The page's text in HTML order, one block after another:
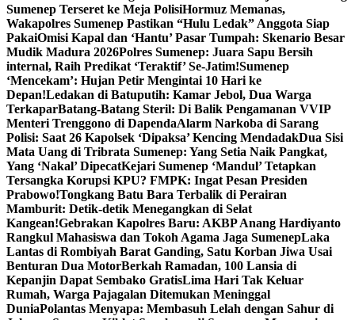
Sumenep Terseret ke Meja PolisiHormuz Memanas,
Wakapolres Sumenep Pastikan “Hulu Ledak” Anggota Siap
PakaiOmisi Kapal dan ‘Hantu’ Pasar Tumpah: Skenario Besar
Mudik Madura 2026Polres Sumenep: Juara Sapu Bersih
internal, Raih Predikat ‘Teraktif’ Se-Jatim!Sumenep
‘Mencekam’: Hujan Petir Mengintai 10 Hari ke
Depan!Ledakan di Batuputih: Kamar Jebol, Dua Warga
TerkaparBatang-Batang Steril: Di Balik Pengamanan VVIP
Menteri Trenggono di DapendaAlarm Narkoba di Sarang
Polisi: Saat 26 Kapolsek ‘Dipaksa’ Kencing MendadakDua Sisi
Mata Uang di Tribrata Sumenep: Yang Setia Naik Pangkat,
Yang ‘Nakal’ DipecatKejari Sumenep ‘Mandul’ Tetapkan
Tersangka Korupsi KPU? FMPK: Ingat Pesan Presiden
Prabowo!Tongkang Batu Bara Terbalik di Perairan
Mamburit: Detik-detik Menegangkan di Selat
Kangean!Gebrakan Kapolres Baru: AKBP Anang Hardiyanto
Rangkul Mahasiswa dan Tokoh Agama Jaga SumenepLaka
Lantas di Rombiyah Barat Ganding, Satu Korban Jiwa Usai
Benturan Dua MotorBerkah Ramadan, 100 Lansia di
Kepanjin Dapat Sembako GratisLima Hari Tak Keluar
Rumah, Warga Pajagalan Ditemukan Meninggal
DuniaPolantas Menyapa: Membasuh Lelah dengan Sahur di